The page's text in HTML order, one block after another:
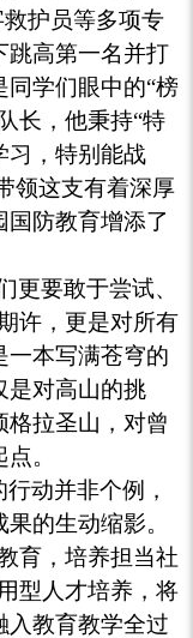
护员等多项专
跳高第一名并打
学们眼中的“榜
长，他秉持“特
习，特别能战
领这支有着深厚
防教育增添了
更要敢于尝试、
许，更是对所有
一本写满苍穹的
是对高山的挑
格拉圣山，对曾
。
动并非个例，
的生动缩影。
育，培养担当社
型人才培养，将
入教育教学全过